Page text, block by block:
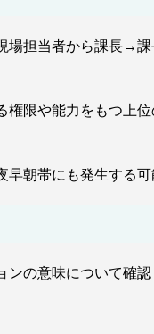
場担当者から課長→
限や能力をもつ上
朝帯にも発生する可
の意味について確認